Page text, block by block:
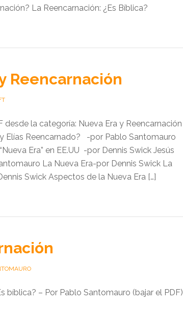
La Reencarnación: ¿Es Bíblica?
Reencarnación
desde la categoría: Nueva Era y Reencarnación
Elías Reencarnado? -por Pablo Santomauro
Era” en EE.UU -por Dennis Swick Jesús
La Nueva Era-por Dennis Swick La
Swick Aspectos de la Nueva Era […]
bíblica? – Por Pablo Santomauro (bajar el PDF)